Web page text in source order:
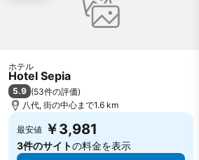
ホテル
Hotel Sepia
5.9 (53件の評価)
八代, 街の中心まで1.6 km
最安値 ￥3,981
3件のサイトの料金を表示